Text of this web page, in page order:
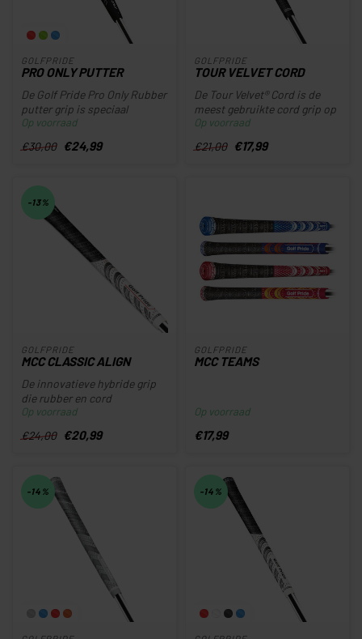
GOLFPRIDE
PRO ONLY PUTTER
De Golf Pride Pro Only Rubber
putter grip is speciaal
ontworpen voor golfers die...
Op voorraad
€30,00 €24,99
GOLFPRIDE
TOUR VELVET CORD
De Tour Velvet® Cord is de
meest gebruikte cord grip op
de Tour en staat bekend ...
Op voorraad
€21,00 €17,99
-13%
GOLFPRIDE
MCC CLASSIC ALIGN
De innovatieve hybride grip
die rubber en cord
combineert voor ultieme all-
Op voorraad
€24,00 €20,99
GOLFPRIDE
MCC TEAMS
Op voorraad
€17,99
-14% -14%